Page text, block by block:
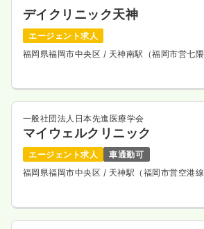
デイクリニック天神
エージェント求人
福岡県福岡市中央区 / 天神南駅（福岡市営七
一般社団法人日本先進医療学会
マイウェルクリニック
エージェント求人
車通勤可
福岡県福岡市中央区 / 天神駅（福岡市営空港